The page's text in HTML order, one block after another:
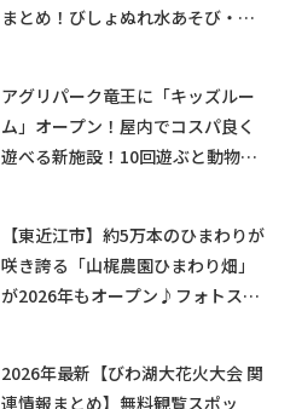
まとめ！びしょぬれ水あそび・激
アグリパーク竜王に「キッズルー
ム」オープン！屋内でコスパ良く
遊べる新施設！10回遊ぶと動物触
【東近江市】約5万本のひまわりが
咲き誇る「山梶農園ひまわり畑」
が2026年もオープン♪フォトスポ
2026年最新【びわ湖大花火大会 関
連情報まとめ】無料観覧スポッ